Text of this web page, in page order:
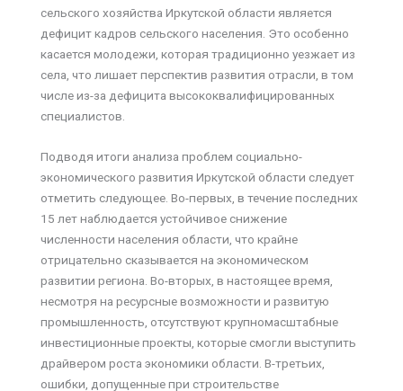
сельского хозяйства Иркутской области является
дефицит кадров сельского населения. Это особенно
касается молодежи, которая традиционно уезжает из
села, что лишает перспектив развития отрасли, в том
числе из-за дефицита высококвалифицированных
специалистов.
Подводя итоги анализа проблем социально-
экономического развития Иркутской области следует
отметить следующее. Во-первых, в течение последних
15 лет наблюдается устойчивое снижение
численности населения области, что крайне
отрицательно сказывается на экономическом
развитии региона. Во-вторых, в настоящее время,
несмотря на ресурсные возможности и развитую
промышленность, отсутствуют крупномасштабные
инвестиционные проекты, которые смогли выступить
драйвером роста экономики области. В-третьих,
ошибки, допущенные при строительстве